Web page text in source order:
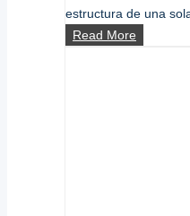
estructura de una
Read More